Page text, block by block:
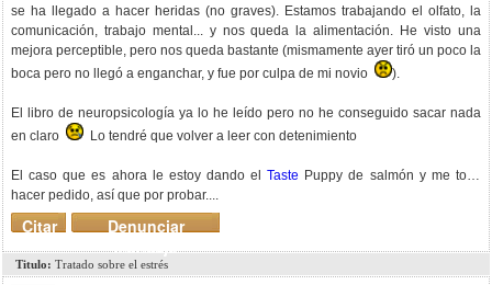
se ha llegado a hacer heridas (no graves). Estamos trabajando el olfato, la
comunicación, trabajo mental... y nos queda la alimentación. He visto una
mejora perceptible, pero nos queda bastante (mismamente ayer tiró un poco la
boca pero no llegó a enganchar, y fue por culpa de mi novio
).
El libro de neuropsicología ya lo he leído pero no he conseguido sacar nada
en claro
Lo tendré que volver a leer con detenimiento
El caso que es ahora le estoy dando elTaste Puppy de salmón y me toca
hacer pedido, así que por probar....
Denunciar
mensaje
Citar
Titulo: Tratado sobre el estrés